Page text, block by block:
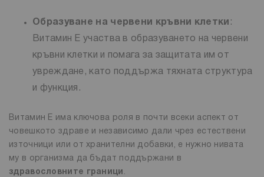
Образуване на червени кръвни клетки :
Витамин Е участва в образуването на червени
кръвни клетки и помага за защитата им от
увреждане, като поддържа тяхната структура
и функция.
Витамин Е има ключова роля в почти всеки аспект от
човешкото здраве и независимо дали чрез естествени
източници или от хранителни добавки, е нужно нивата
му в организма да бъдат поддържани в
здравословните граници .